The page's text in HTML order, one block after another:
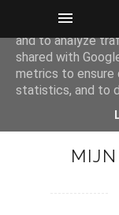
This site uses
and to analyze
shared with
metrics to ensure
statistics, and to